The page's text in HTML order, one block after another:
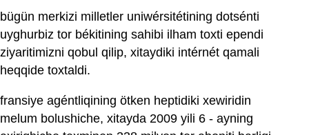
bügün merkizi milletler uniwérsitétining dotsénti
uyghurbiz tor békitining sahibi ilham toxti ependi
ziyaritimizni qobul qilip, xitaydiki intérnét qamali
heqqide toxtaldi.
fransiye agéntliqining ötken heptidiki xewiridin
melum bolushiche, xitayda 2009 yili 6 - ayning